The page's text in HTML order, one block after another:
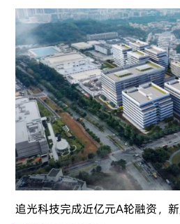
追光科技完成近亿元A轮融资，